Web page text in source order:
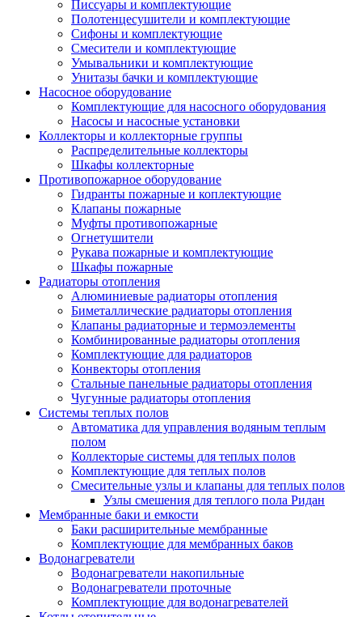
Писсуары и комплектующие
Полотенцесушители и комплектующие
Сифоны и комплектующие
Смесители и комплектующие
Умывальники и комплектующие
Унитазы бачки и комплектующие
Насосное оборудование
Комплектующие для насосного оборудования
Насосы и насосные установки
Коллекторы и коллекторные группы
Распределительные коллекторы
Шкафы коллекторные
Противопожарное оборудование
Гидранты пожарные и коплектующие
Клапаны пожарные
Муфты противопожарные
Огнетушители
Рукава пожарные и комплектующие
Шкафы пожарные
Радиаторы отопления
Алюминиевые радиаторы отопления
Биметаллические радиаторы отопления
Клапаны радиаторные и термоэлементы
Комбинированные радиаторы отопления
Комплектующие для радиаторов
Конвекторы отопления
Стальные панельные радиаторы отопления
Чугунные радиаторы отопления
Системы теплых полов
Автоматика для управления водяным теплым
полом
Коллекторые системы для теплых полов
Комплектующие для теплых полов
Смесительные узлы и клапаны для теплых полов
Узлы смешения для теплого пола Ридан
Мембранные баки и емкости
Баки расширительные мембранные
Комплектующие для мембранных баков
Водонагреватели
Водонагреватели накопильные
Водонагреватели проточные
Комплектующие для водонагревателей